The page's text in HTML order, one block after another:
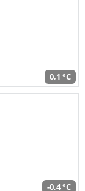
0,1 °C
-0,4 °C